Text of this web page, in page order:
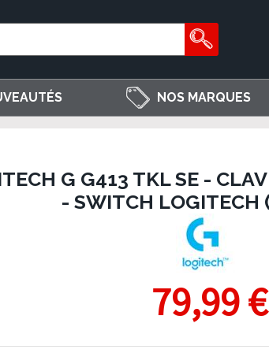
NOS MARQUES
G G413 TKL SE -
- SWITCH LOGITECH
79,99 €